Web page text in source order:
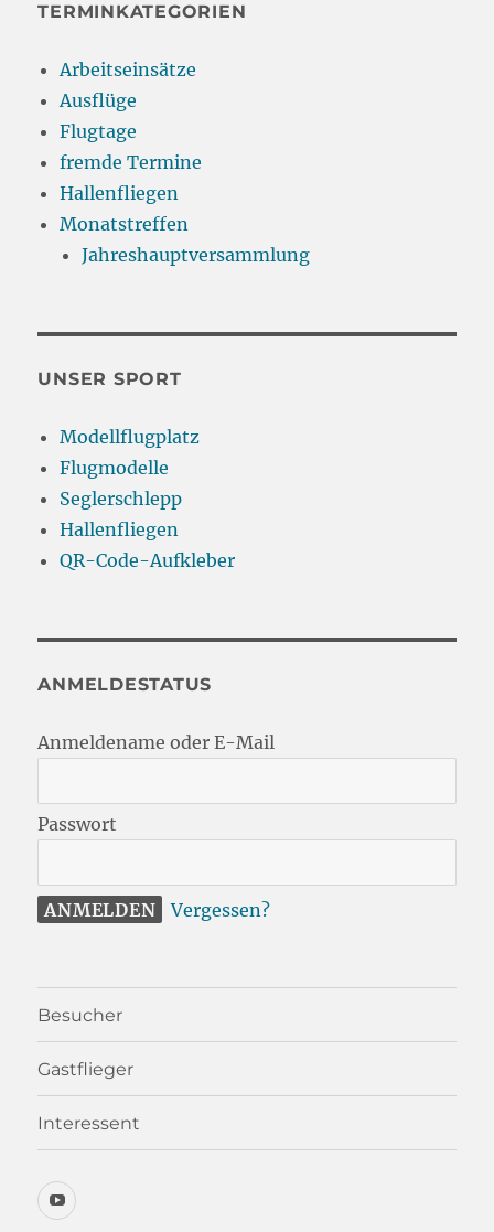
TERMINKATEGORIEN
Arbeitseinsätze
Ausflüge
Flugtage
fremde Termine
Hallenfliegen
Monatstreffen
Jahreshauptversammlung
UNSER SPORT
Modellflugplatz
Flugmodelle
Seglerschlepp
Hallenfliegen
QR-Code-Aufkleber
ANMELDESTATUS
Anmeldename oder E-Mail
Passwort
Vergessen?
Besucher
Gastflieger
Interessent
YouTube-